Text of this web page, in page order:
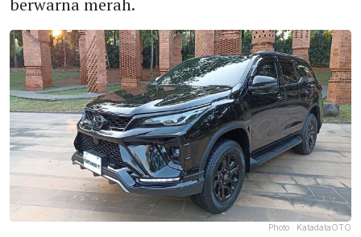
berwarna merah.
Photo : KatadataOTO